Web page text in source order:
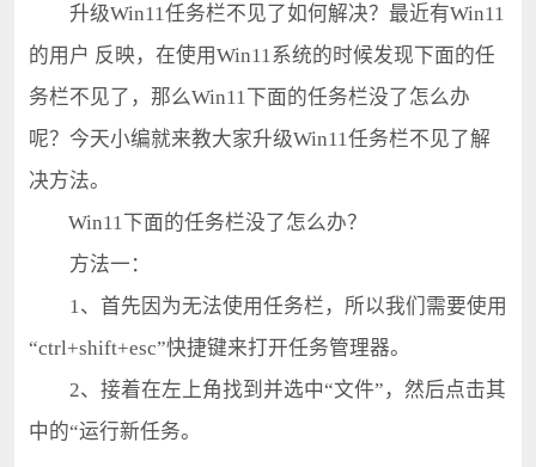
升级Win11任务栏不见了如何解决？最近有Win11
的用户 反映，在使用Win11系统的时候发现下面的任
务栏不见了，那么Win11下面的任务栏没了怎么办
呢？今天小编就来教大家升级Win11任务栏不见了解
决方法。
Win11下面的任务栏没了怎么办？
方法一：
1、首先因为无法使用任务栏，所以我们需要使用
“ctrl+shift+esc”快捷键来打开任务管理器。
2、接着在左上角找到并选中“文件”，然后点击其
中的“运行新任务。